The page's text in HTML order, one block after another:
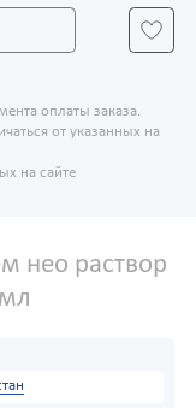
оплаты заказа.
от указанных на
на сайте
нео раствор